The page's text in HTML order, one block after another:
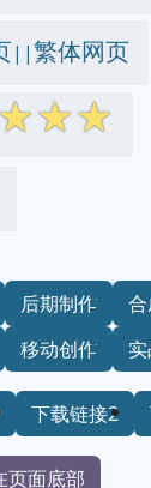
||繁体网页
☆☆☆
后期制作
移动创作
下载链接2
页面底部